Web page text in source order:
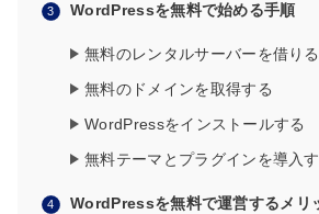
WordPressを無料で始める手順
無料のレンタルサーバーを借りる
無料のドメインを取得する
WordPressをインストールする
無料テーマとプラグインを導入
WordPressを無料で運営するメリ